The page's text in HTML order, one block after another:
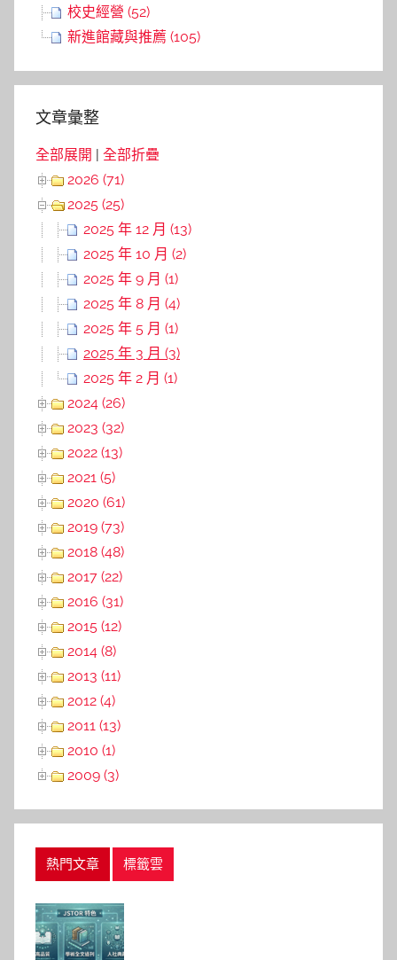
校史經營 (52)
新進館藏與推薦 (105)
文章彙整
全部展開 | 全部折疊
2026 (71)
2025 (25)
2025 年 12 月 (13)
2025 年 10 月 (2)
2025 年 9 月 (1)
2025 年 8 月 (4)
2025 年 5 月 (1)
2025 年 3 月 (3)
2025 年 2 月 (1)
2024 (26)
2023 (32)
2022 (13)
2021 (5)
2020 (61)
2019 (73)
2018 (48)
2017 (22)
2016 (31)
2015 (12)
2014 (8)
2013 (11)
2012 (4)
2011 (13)
2010 (1)
2009 (3)
熱門文章 標籤雲